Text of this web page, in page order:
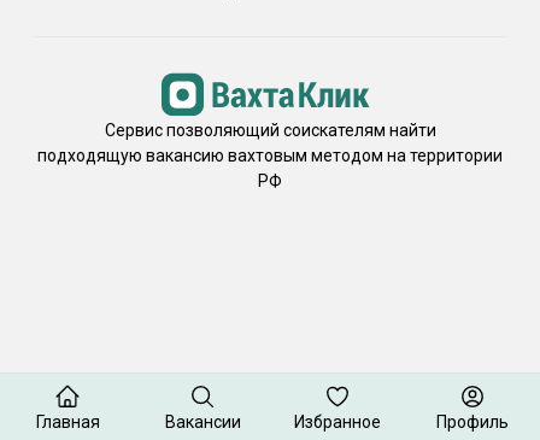
Сервис позволяющий соискателям найти
подходящую вакансию вахтовым методом на территории
РФ
Главная Вакансии Избранное Профиль